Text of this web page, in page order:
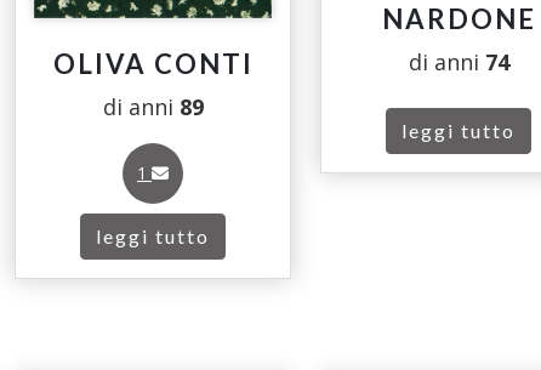
OLIVA CONTI
di anni 89
1
leggi tutto
NARDONE
di anni 74
leggi tutto